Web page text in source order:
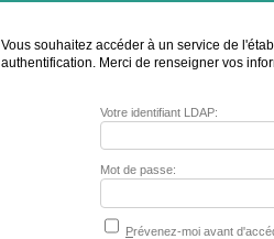
Vous souhaitez accéder à un service de
authentification. Merci de renseigner vos
Votre identifiant LDAP:
Mot de passe:
Prévenez-moi avant